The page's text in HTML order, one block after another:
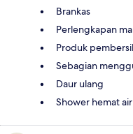
Brankas
Perlengkapan
Produk
Sebagian
Daur ulang
Shower hemat air